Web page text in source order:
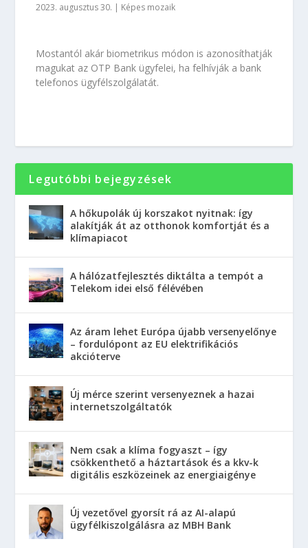
2023. augusztus 30. | Képes mozaik
Mostantól akár biometrikus módon is azonosíthatják
magukat az OTP Bank ügyfelei, ha felhívják a bank
telefonos ügyfélszolgálatát.
Legutóbbi bejegyzések
A hőkupolák új korszakot nyitnak: így
alakítják át az otthonok komfortját és a
klímapiacot
A hálózatfejlesztés diktálta a tempót a
Telekom idei első félévében
Az áram lehet Európa újabb versenyelőnye
– fordulópont az EU elektrifikációs
akcióterve
Új mérce szerint versenyeznek a hazai
internetszolgáltatók
Nem csak a klíma fogyaszt – így
csökkenthető a háztartások és a kkv-k
digitális eszközeinek az energiaigénye
Új vezetővel gyorsít rá az AI-alapú
ügyfélkiszolgálásra az MBH Bank